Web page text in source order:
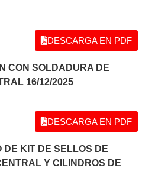
DESCARGA EN PDF
CON SOLDADURA DE
16/12/2025
DESCARGA EN PDF
DE KIT DE SELLOS DE
Y CILINDROS DE